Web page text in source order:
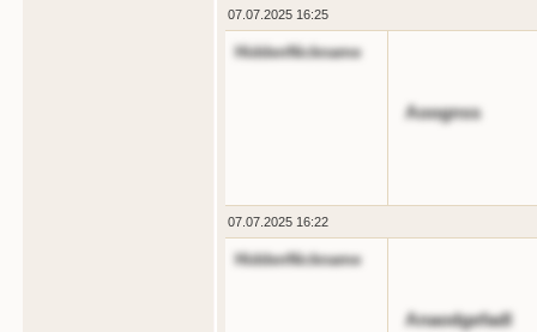
07.07.2025 16:25
HiddenNickname
Aoognss
07.07.2025 16:22
HiddenNickname
Anaodgefadl